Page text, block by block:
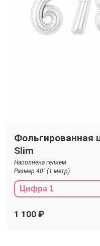
Фольгированная
Slim
Наполнена гелием
Размер 40" (1 метр)
1 100 ₽